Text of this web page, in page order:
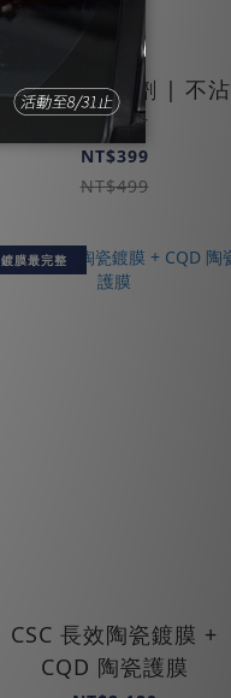
橡膠護條活化劑 | 不沾
手設計
NT$399
NT$499
鍍膜最完整
CSC 長效陶瓷鍍膜 +
CQD 陶瓷護膜